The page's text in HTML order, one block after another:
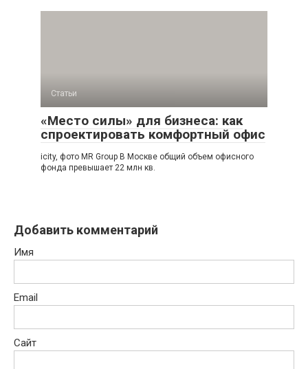
Статьи
«Место силы» для бизнеса: как
спроектировать комфортный офис
icity, фото MR Group В Москве общий объем офисного
фонда превышает 22 млн кв.
Добавить комментарий
Имя
Email
Сайт